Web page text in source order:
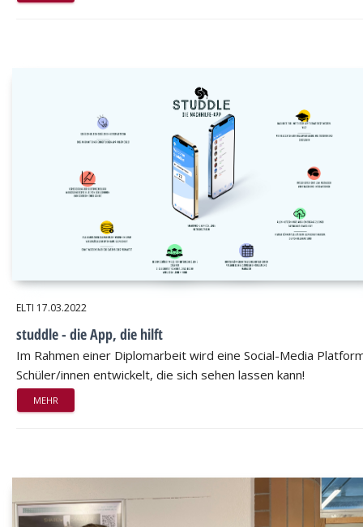
ELTI 17.03.2022
studdle - die App, die hilft
Im Rahmen einer Diplomarbeit wird eine Social-Media
Schüler/innen entwickelt, die sich sehen lassen kann!
MEHR